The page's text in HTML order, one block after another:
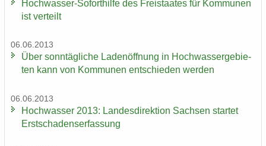
Hochwasser-​Soforthilfe des Frei­staa­tes für Kom­mu­nen
ist ver­teilt
06.06.2013
Über sonn­täg­li­che La­den­öff­nung in Hoch­was­ser­ge­bie­
ten kann von Kom­mu­nen ent­schie­den wer­den
06.06.2013
Hoch­was­ser 2013: Lan­des­di­rek­ti­on Sach­sen star­tet
Erst­scha­dens­er­fas­sung